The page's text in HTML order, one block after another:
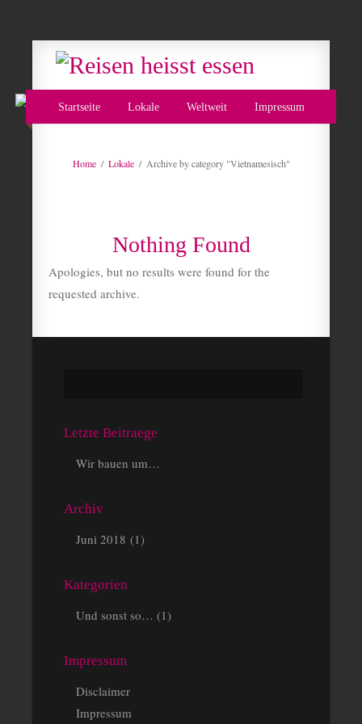
Startseite Lokale Weltweit Impressum
Home / Lokale / Archive by category "Vietnamesisch"
Nothing Found
Apologies, but no results were found for the
requested archive.
Letzte Beitraege
Wir bauen um…
Archiv
Juni 2018 (1)
Kategorien
Und sonst so… (1)
Impressum
Disclaimer
Impressum